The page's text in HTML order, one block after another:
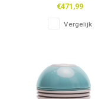
€471,99
Vergelijk